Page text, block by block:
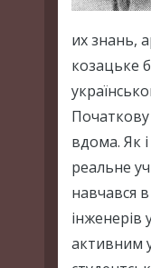
их знань,
козацьке
Початкову
вдома. Як
реальне
навчався
інженерів
активним